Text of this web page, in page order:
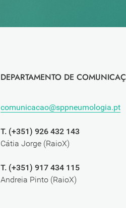
DEPARTAMENTO DE
comunicacao@sppneumologia.pt
T. (+351) 926 432 143
Cátia Jorge (RaioX)
T. (+351) 917 434 115
Andreia Pinto (RaioX)